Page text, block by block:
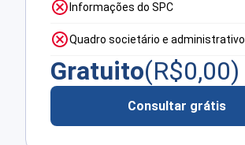
Informações do SPC
Quadro societário e administrativo
Gratuito(R$0,00)
Consultar grátis